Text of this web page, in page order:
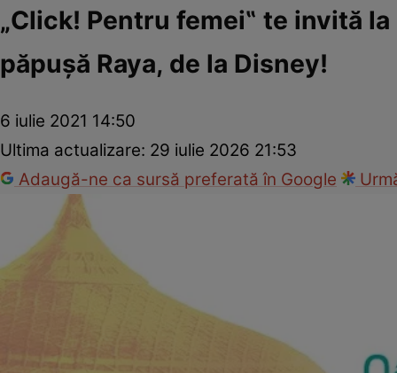
„Click! Pentru femei‟ te invită
păpuşă Raya, de la Disney!
6 iulie 2021 14:50
Ultima actualizare: 29 iulie 2026 21:53
Adaugă-ne ca sursă preferată în Google